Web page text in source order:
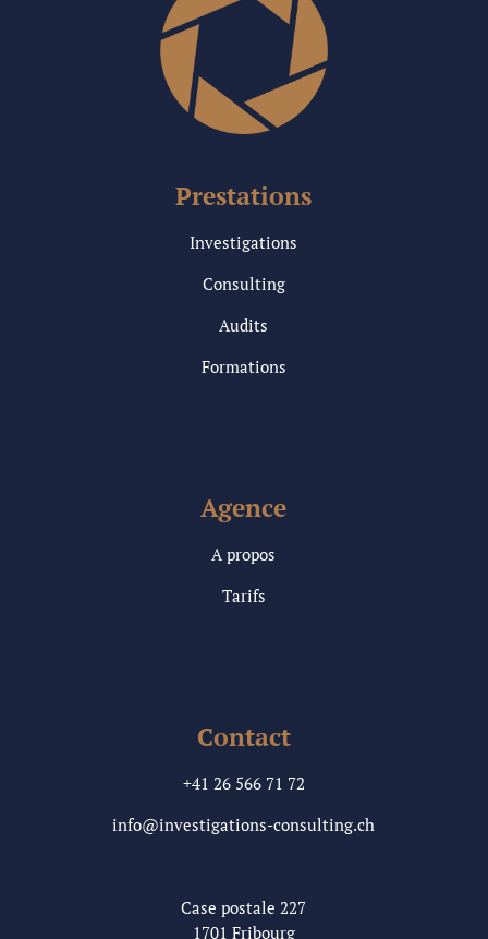
Prestations
Investigations
Consulting
Audits
Formations
Agence
A propos
Tarifs
Contact
+41 26 566 71 72
info@investigations-consulting.ch
Case postale 227
1701 Fribourg